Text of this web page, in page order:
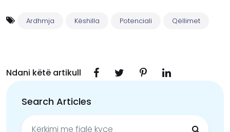
Ardhmja Këshilla Potenciali Qëllimet
Ndani këtë artikull
Search Articles
Kërko